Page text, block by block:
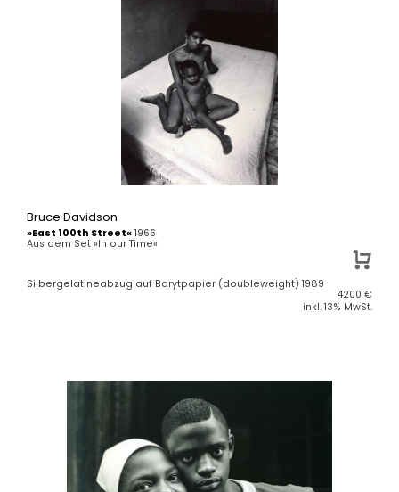
Bruce Davidson
»East 100th Street« 1966
Aus dem Set »In our Time«
Silbergelatineabzug auf Barytpapier (doubleweight) 1989
4200 €
inkl. 13% MwSt.